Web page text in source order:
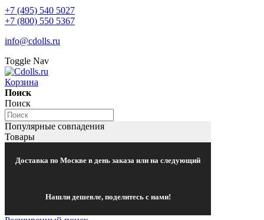
+7 (495) 540 5027
+7 (800) 550 5367
info@cdolls.ru
Toggle Nav
Корзина
Поиск
Поиск
Популярные совпадения
Товары
Доставка по Москве в день заказа или на следующий
Нашли дешевле, поделитесь с нами!